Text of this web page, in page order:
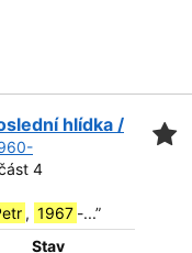
hlídka /
4
, 1967 -...”
Stav